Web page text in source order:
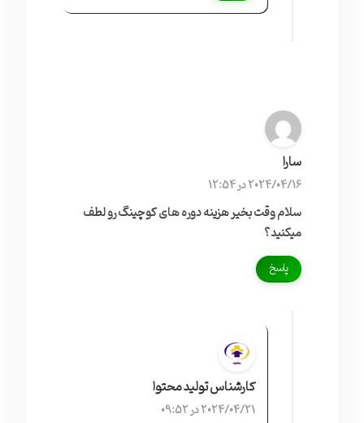
سارا
2024/04/16 در 12:54
سلام وقت بخیر هزینه دوره های کوچینگ رو لطف
میکنید؟
پاسخ
کارشناس تولید محتوا
2024/04/21 در 09:52